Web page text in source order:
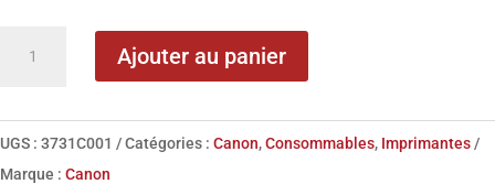
encre
CL-
Ajouter au panier
UGS : 3731C001 Catégories : Canon,Consommables, Imprimantes
Marque : Canon